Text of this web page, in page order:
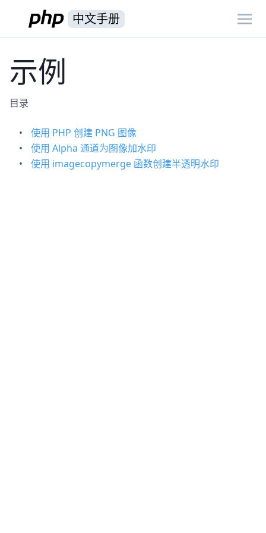
中文手册
示例
目录
使用 PHP 创建 PNG 图像
使用 Alpha 通道为图像加水印
使用 imagecopymerge 函数创建半透明水印